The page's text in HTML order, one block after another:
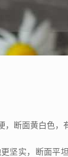
，断面黄白色，
坚实，断面平